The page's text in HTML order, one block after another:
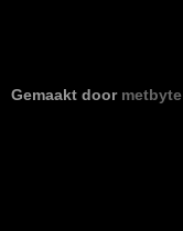
Gemaakt door metbyte